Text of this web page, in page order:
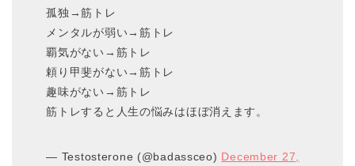
孤独→筋トレ
メンタルが弱い→筋トレ
覇気がない→筋トレ
頼り甲斐がない→筋トレ
趣味がない→筋トレ
筋トレすると人生の悩みはほぼ消えます。
— Testosterone (@badassceo) December 27,